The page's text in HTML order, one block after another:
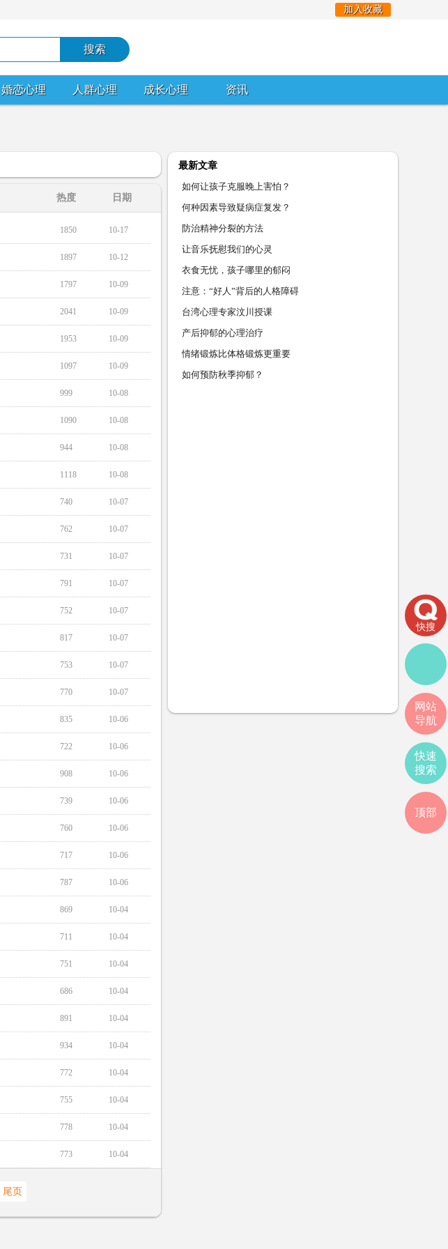
加入收藏
婚恋心理 人群心理 成长心理 资讯
日期
热度
10-17
1850
10-12
1897
10-09
1797
10-09
2041
10-09
1953
10-09
1097
10-08
999
10-08
1090
10-08
944
10-08
1118
10-07
740
10-07
762
10-07
731
10-07
791
10-07
752
10-07
817
10-07
753
10-07
770
10-06
835
10-06
722
10-06
908
10-06
739
10-06
760
10-06
717
10-06
787
10-04
869
10-04
711
10-04
751
10-04
686
10-04
891
10-04
934
10-04
772
10-04
755
10-04
778
10-04
773
尾页
最新文章
如何让孩子克服晚上害怕？
何种因素导致疑病症复发？
防治精神分裂的方法
让音乐抚慰我们的心灵
衣食无忧，孩子哪里的郁闷
注意：“好人”背后的人格障碍
台湾心理专家汶川授课
产后抑郁的心理治疗
情绪锻炼比体格锻炼更重要
如何预防秋季抑郁？
快搜
网站
导航
快速
搜索
顶部